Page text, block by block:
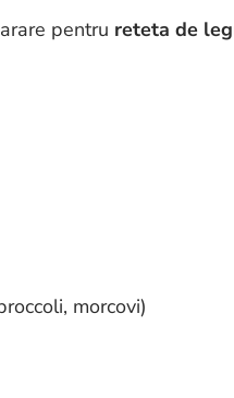
pentru reteta de
morcovi)